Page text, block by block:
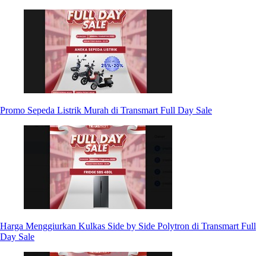
Promo Sepeda Listrik Murah di Transmart Full Day Sale
Harga Menggiurkan Kulkas Side by Side Polytron di Transmart Full
Day Sale